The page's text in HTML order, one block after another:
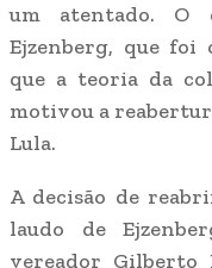
um atentado. O
Ejzenberg, que foi
que a teoria da
motivou a
Lula.
A decisão de
laudo de
vereador